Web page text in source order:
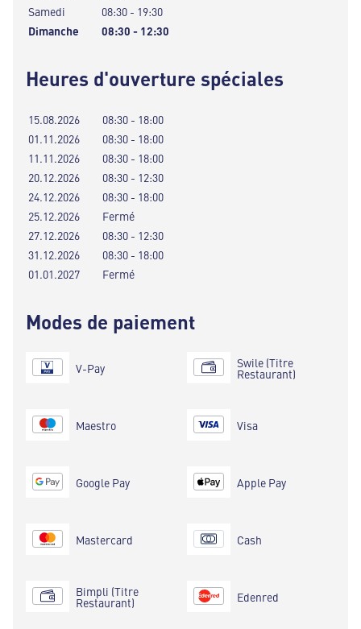
Samedi
08:30 - 19:30
Dimanche
08:30 - 12:30
Heures d'ouverture spéciales
15.08.2026
08:30 - 18:00
01.11.2026
08:30 - 18:00
11.11.2026
08:30 - 18:00
20.12.2026
08:30 - 12:30
24.12.2026
08:30 - 18:00
25.12.2026
Fermé
27.12.2026
08:30 - 12:30
31.12.2026
08:30 - 18:00
01.01.2027
Fermé
Modes de paiement
V-Pay
Maestro
Google Pay
Mastercard
Bimpli (Titre
Restaurant)
Swile (Titre
Restaurant)
Visa
Apple Pay
Cash
Edenred